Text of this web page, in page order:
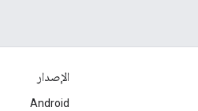
الإصدار
Android